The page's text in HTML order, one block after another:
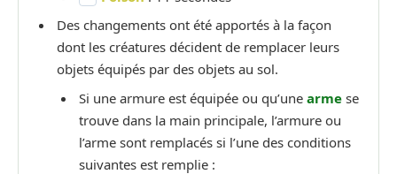
Des changements ont été apportés à la façon
dont les créatures décident de remplacer leurs
objets équipés par des objets au sol.
Si une armure est équipée ou qu’une arme se
trouve dans la main principale, l’armure ou
l’arme sont remplacés si l’une des conditions
suivantes est remplie :